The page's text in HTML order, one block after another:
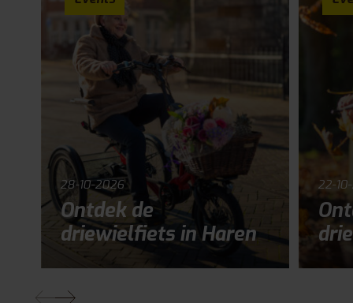
28-10-2026
Ontdek de
driewielfiets in Haren
22-